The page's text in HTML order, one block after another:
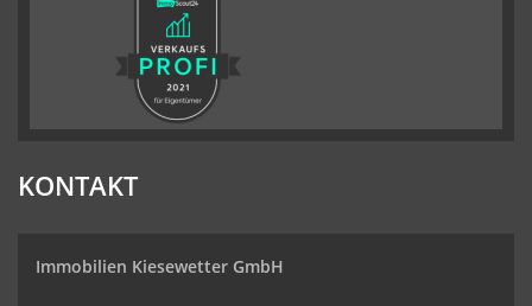
KONTAKT
Immobilien Kiesewetter GmbH